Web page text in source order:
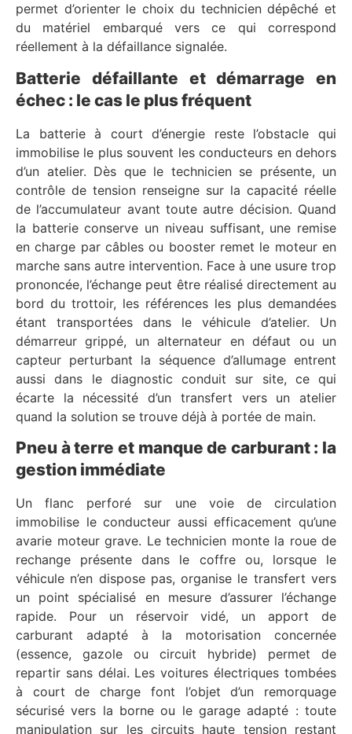
permet d’orienter le choix du technicien dépêché et
du matériel embarqué vers ce qui correspond
réellement à la défaillance signalée.
Batterie défaillante et démarrage en
échec : le cas le plus fréquent
La batterie à court d’énergie reste l’obstacle qui
immobilise le plus souvent les conducteurs en dehors
d’un atelier. Dès que le technicien se présente, un
contrôle de tension renseigne sur la capacité réelle
de l’accumulateur avant toute autre décision. Quand
la batterie conserve un niveau suffisant, une remise
en charge par câbles ou booster remet le moteur en
marche sans autre intervention. Face à une usure trop
prononcée, l’échange peut être réalisé directement au
bord du trottoir, les références les plus demandées
étant transportées dans le véhicule d’atelier. Un
démarreur grippé, un alternateur en défaut ou un
capteur perturbant la séquence d’allumage entrent
aussi dans le diagnostic conduit sur site, ce qui
écarte la nécessité d’un transfert vers un atelier
quand la solution se trouve déjà à portée de main.
Pneu à terre et manque de carburant : la
gestion immédiate
Un flanc perforé sur une voie de circulation
immobilise le conducteur aussi efficacement qu’une
avarie moteur grave. Le technicien monte la roue de
rechange présente dans le coffre ou, lorsque le
véhicule n’en dispose pas, organise le transfert vers
un point spécialisé en mesure d’assurer l’échange
rapide. Pour un réservoir vidé, un apport de
carburant adapté à la motorisation concernée
(essence, gazole ou circuit hybride) permet de
repartir sans délai. Les voitures électriques tombées
à court de charge font l’objet d’un remorquage
sécurisé vers la borne ou le garage adapté : toute
manipulation sur les circuits haute tension restant